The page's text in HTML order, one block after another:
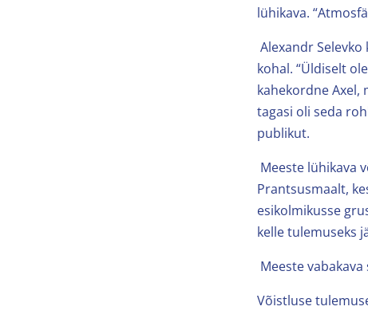
lühikava.
Alexandr
kohal. “Üldiselt
kahekordne Axel,
tagasi oli seda
publikut.
Meeste lühikava
Prantsusmaalt,
esikolmikusse
kelle tulemuseks
Meeste
Võistluse